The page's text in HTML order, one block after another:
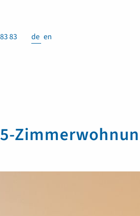
83 de en